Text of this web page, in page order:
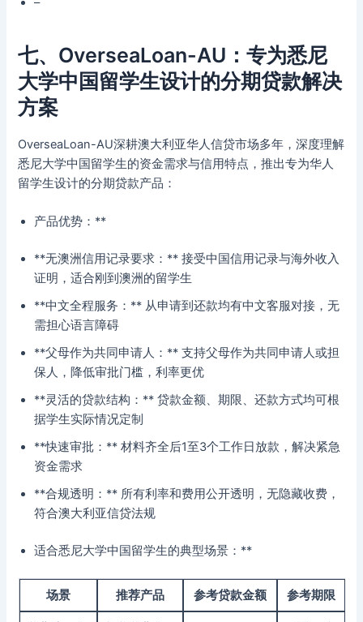
七、OverseaLoan-AU：专为悉尼
大学中国留学生设计的分期贷款解决
方案
OverseaLoan-AU深耕澳大利亚华人信贷市场多年，深度理解
悉尼大学中国留学生的资金需求与信用特点，推出专为华人
留学生设计的分期贷款产品：
产品优势：**
**无澳洲信用记录要求：** 接受中国信用记录与海外收入
证明，适合刚到澳洲的留学生
**中文全程服务：** 从申请到还款均有中文客服对接，无
需担心语言障碍
**父母作为共同申请人：** 支持父母作为共同申请人或担
保人，降低审批门槛，利率更优
**灵活的贷款结构：** 贷款金额、期限、还款方式均可根
据学生实际情况定制
**快速审批：** 材料齐全后1至3个工作日放款，解决紧急
资金需求
**合规透明：** 所有利率和费用公开透明，无隐藏收费，
符合澳大利亚信贷法规
适合悉尼大学中国留学生的典型场景：**
场景 推荐产品 参考贷款金额 参考期限